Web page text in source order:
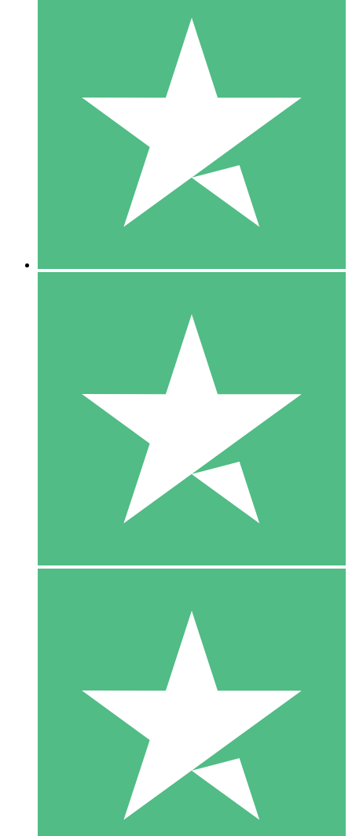
Packs de Crédits Individuels
Payez à l'utilisation avec des crédits de téléchargement. Sans
1 Téléchargement
10 00
10 Téléchargements
20 00